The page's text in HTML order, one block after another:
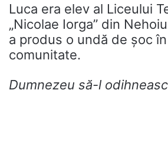
Luca era elev al Liceului
„Nicolae Iorga” din
a produs o undă de șoc
comunitate.
Dumnezeu să-l